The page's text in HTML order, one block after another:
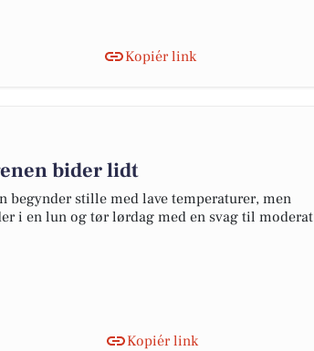
Kopiér link
bider lidt
begynder stille med lave temperaturer, men
i en lun og tør lørdag med en svag til moderat
Kopiér link